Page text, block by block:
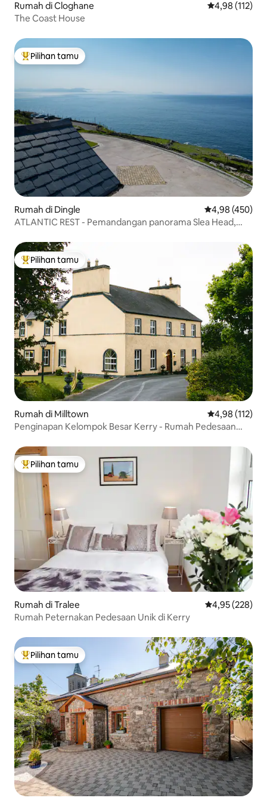
Rumah di Cloghane Nilai rata-rata
4,98 (112)
The Coast House
Pilihan tamu terpopuler
Pilihan tamu
Rumah di Dingle Nilai rata-rata
4,98 (450)
ATLANTIC REST - Pemandangan panorama Slea Head,
Pilihan tamu terpopuler
Pilihan tamu
Rumah di Milltown Nilai rata-rata
4,98 (112)
Penginapan Kelompok Besar Kerry - Rumah Pedesaan
Pilihan tamu terpopuler
Pilihan tamu
Rumah di Tralee Nilai rata-rata
4,95 (228)
Rumah Peternakan Pedesaan Unik di Kerry
Pilihan tamu terpopuler
Pilihan tamu